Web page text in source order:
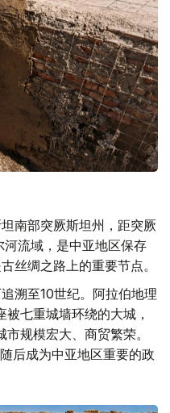
南部突厥斯坦州，距突厥
流域，是中亚地区保存
丝绸之路上的重要节点。
溯至10世纪。阿拉伯地理
七重城墙环绕的大城，
规模宏大、商贸繁荣。
后成为中亚地区重要的政